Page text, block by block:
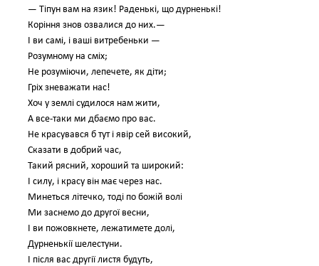
— Тіпун вам на язик! Раденькі, що дурненькі!
Коріння знов озвалися до них.—
І ви самі, і ваші витребеньки —
Розумному на сміх;
Не розуміючи, лепечете, як діти;
Гріх зневажати нас!
Хоч у землі судилося нам жити,
А все-таки ми дбаємо про вас.
Не красувався б тут і явір сей високий,
Сказати в добрий час,
Такий рясний, хороший та широкий:
І силу, і красу він має через нас.
Минеться літечко, тоді по божій волі
Ми заснемо до другої весни,
І ви пожовкнете, лежатимете долі,
Дурненькії шелестуни.
І після вас другії листя будуть,